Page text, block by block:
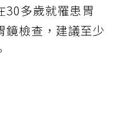
30多歲就罹患胃
鏡檢查，建議至少